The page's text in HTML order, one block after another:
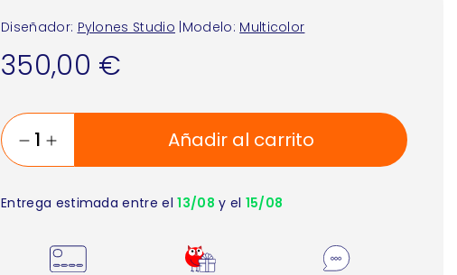
Diseñador: Pylones Studio Modelo: Multicolor
350,00 €
Añadir al carrito
Entrega estimada entre el13/08 y el 15/08